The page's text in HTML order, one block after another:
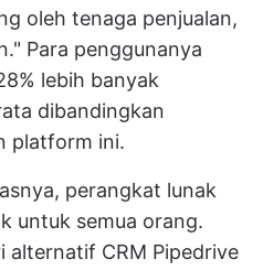
oleh tenaga penjualan,
Para penggunanya
lebih banyak
dibandingkan
platform ini.
perangkat lunak
untuk semua orang.
alternatif CRM Pipedrive